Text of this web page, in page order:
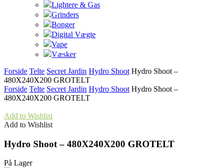
Lightere & Gas
Grinders
Bonger
Digital Vægte
Vape
Væsker
Forside Telte Secret Jardin Hydro Shoot Hydro Shoot –
480X240X200 GROTELT
Forside Telte Secret Jardin Hydro Shoot Hydro Shoot –
480X240X200 GROTELT
Add to Wishlist
Add to Wishlist
Hydro Shoot – 480X240X200 GROTELT
På Lager